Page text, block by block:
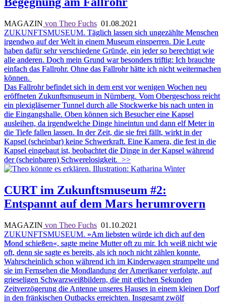
MAGAZIN von Theo Fuchs 01.08.2021
ZUKUNFTSMUSEUM. Täglich lassen sich ungezählte Menschen
irgendwo auf der Welt in einem Museum einsperren. Die Leute
haben dafür sehr verschiedene Gründe, ein jeder so berechtigt wie
alle anderen. Doch mein Grund war besonders triftig: Ich brauchte
einfach das Fallrohr. Ohne das Fallrohr hätte ich nicht weitermachen
können.
Das Fallrohr befindet sich in dem erst vor wenigen Wochen neu
eröffneten Zukunftsmuseum in Nürnberg. Vom Obergeschoss reicht
ein plexigläserner Tunnel durch alle Stockwerke bis nach unten in
die Eingangshalle. Oben können sich Besucher eine Kapsel
ausleihen, da irgendwelche Dinge hineintun und dann elf Meter in
die Tiefe fallen lassen. In der Zeit, die sie frei fällt, wirkt in der
Kapsel (scheinbar) keine Schwerkraft. Eine Kamera, die fest in die
Kapsel eingebaut ist, beobachtet die Dinge in der Kapsel während
der (scheinbaren) Schwerelosigkeit. >>
CURT im Zukunftsmuseum #2:
Entspannt auf dem Mars herumrovern
MAGAZIN von Theo Fuchs 01.10.2021
ZUKUNFTSMUSEUM. »Am liebsten würde ich dich auf den
Mond schießen«, sagte meine Mutter oft zu mir. Ich weiß nicht wie
oft, denn sie sagte es bereits, als ich noch nicht zählen konnte.
Wahrscheinlich schon während ich im Kinderwagen strampelte und
sie im Fernsehen die Mondlandung der Amerikaner verfolgte, auf
grieseligen Schwarzweißbildern, die mit etlichen Sekunden
Zeitverzögerung die Antenne unseres Hauses in einem kleinen Dorf
in den fränkischen Outbacks erreichten. Insgesamt zwölf